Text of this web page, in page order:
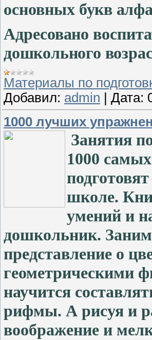
основных букв
Адресовано
дошкольного
Материалы по
Добавил: admin | Дата:
1000 лучших
Занятия
1000
школе.
умений и
дошкольник.
представление о
геометрическими
научится
рифмы. А рисуя и
воображение и